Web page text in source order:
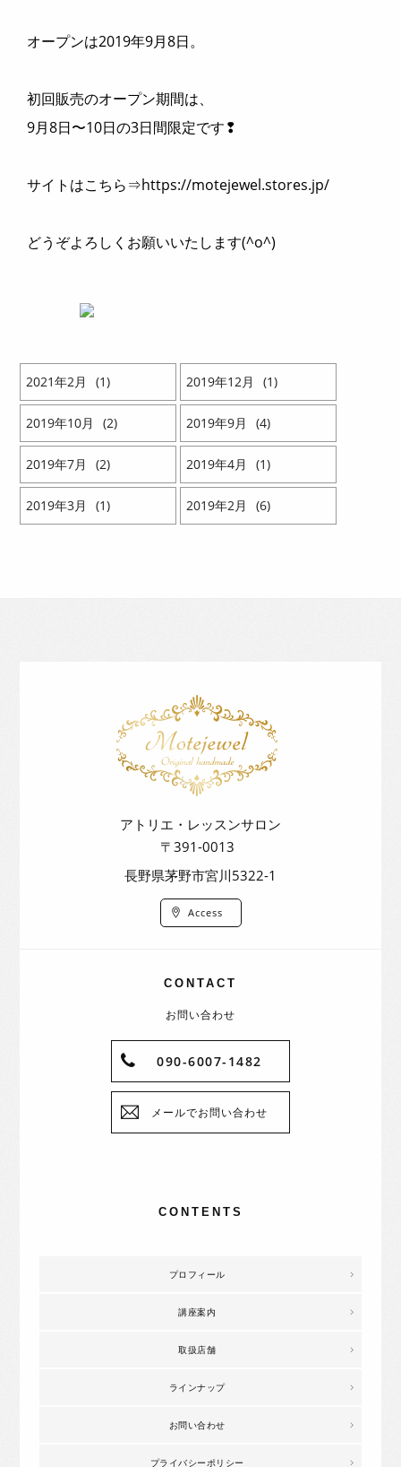
オープンは2019年9月8日。
初回販売のオープン期間は、
9月8日〜10日の3日間限定です❢
サイトはこちら⇒https://motejewel.stores.jp/
どうぞよろしくお願いいたします(^o^)
2021 2 1 2019 12 1
2019 10 2 2019 9 4
2019 7 2 2019 4 1
2019 3 1 2019 2 6
アトリエ・レッスンサロン
〒391-0013
長野県茅野市宮川5322-1
Access
CONTACT
お問い合わせ
090-6007-1482
メールでお問い合わせ
CONTENTS
プロフィール
講座案内
取扱店舗
ラインナップ
お問い合わせ
プライバシーポリシー